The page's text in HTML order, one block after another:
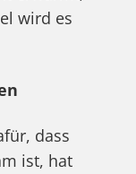
wird es
dass
ist, hat